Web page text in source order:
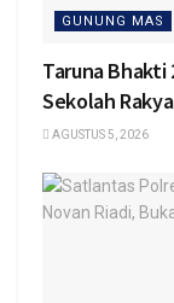
GUNUNG MAS
Taruna Bhakti
Sekolah
AGUSTUS 5, 2026